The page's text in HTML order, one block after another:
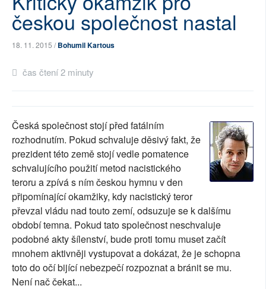
českou společnost nastal
18. 11. 2015 /Bohumil Kartous
čas čtení 2 minuty
Česká společnost stojí před fatálním
rozhodnutím. Pokud schvaluje děsivý fakt, že
prezident této země stojí vedle pomatence
schvalujícího použití metod nacistického
teroru a zpívá s ním českou hymnu v den
připomínající okamžiky, kdy nacistický teror
převzal vládu nad touto zemí, odsuzuje se k dalšímu
období temna. Pokud tato společnost neschvaluje
podobné akty šílenství, bude proti tomu muset začít
mnohem aktivněji vystupovat a dokázat, že je schopna
toto do očí bijící nebezpečí rozpoznat a bránit se mu.
Není nač čekat...